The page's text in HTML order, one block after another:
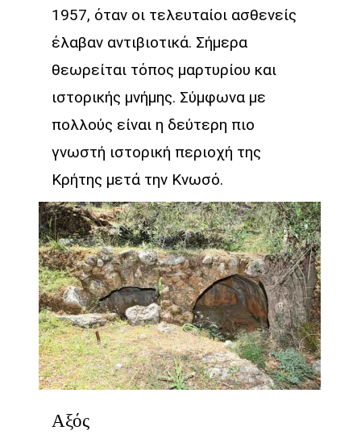
1957, όταν οι τελευταίοι ασθενείς
έλαβαν αντιβιοτικά. Σήμερα
θεωρείται τόπος μαρτυρίου και
ιστορικής μνήμης. Σύμφωνα με
πολλούς είναι η δεύτερη πιο
γνωστή ιστορική περιοχή της
Κρήτης μετά την Κνωσό.
Αξός